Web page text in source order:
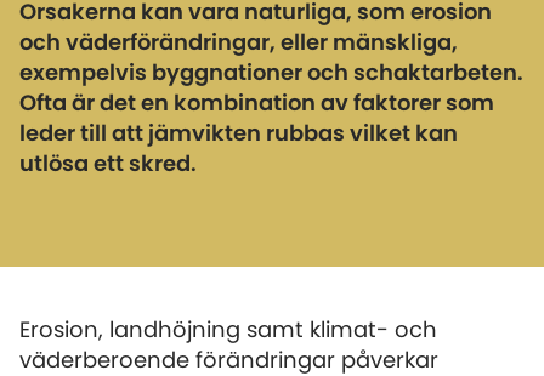
Orsakerna kan vara naturliga, som erosion
och väderförändringar, eller mänskliga,
exempelvis byggnationer och schaktarbeten.
Ofta är det en kombination av faktorer som
leder till att jämvikten rubbas vilket kan
utlösa ett skred.
Erosion, landhöjning samt klimat- och
väderberoende förändringar påverkar